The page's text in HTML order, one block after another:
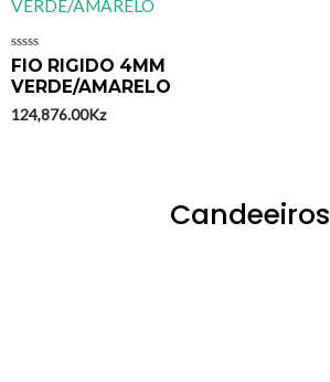
Avaliação
0
de
5
FIO RIGIDO 4MM
VERDE/AMARELO
124,876.00Kz
Candeeiros